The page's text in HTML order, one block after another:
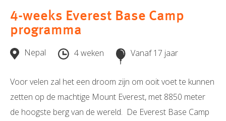
4-weeks Everest Base Camp
programma
Nepal 4 weken Vanaf 17 jaar
Voor velen zal het een droom zijn om ooit voet te kunnen
zetten op de machtige Mount Everest, met 8850 meter
de hoogste berg van de wereld. De Everest Base Camp